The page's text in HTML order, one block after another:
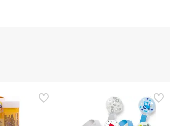
para este produto, mas estamos a
disso, se desejares, também podes